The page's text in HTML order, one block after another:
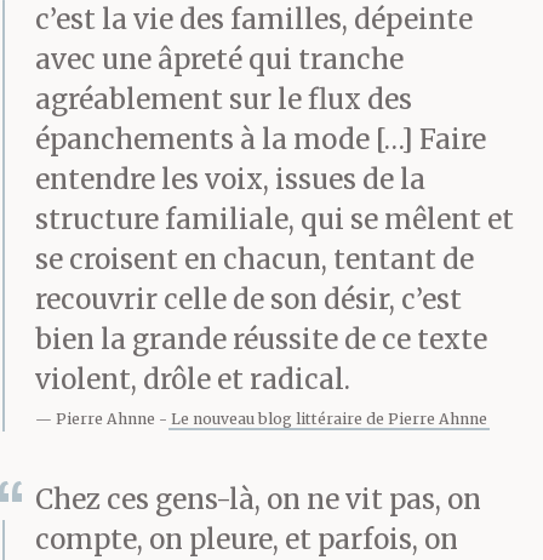
c’est la vie des familles, dépeinte
avec une âpreté qui tranche
agréablement sur le flux des
épanchements à la mode […] Faire
entendre les voix, issues de la
structure familiale, qui se mêlent et
se croisent en chacun, tentant de
recouvrir celle de son désir, c’est
bien la grande réussite de ce texte
violent, drôle et radical.
Pierre Ahnne Le nouveau blog littéraire de Pierre Ahnne
Chez ces gens-là, on ne vit pas, on
compte, on pleure, et parfois, on